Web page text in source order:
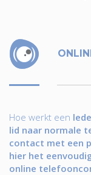
Hoe werkt een
lid naar normale
contact met een
hier het
online